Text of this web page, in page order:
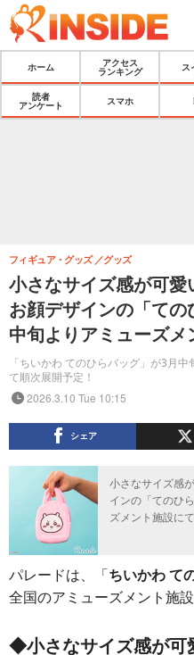
ホーム
アクセス
ランキング
ス
読者
アンケート
スマホ
小さなサイズ感が可
お顔デザインの「て
中旬よりアミューズ
「ちいかわ てのひらバッグ」が3月
て順次展開予定！
フィギュア・グッズ グッズ
2026.3.10 Tue 10:15
シェア
小さなサイズ感
インの「てのひ
ズメント施設に
パレードは、「ちいかわ て
全国のアミューズメント施
◆小さなサイズ感が可